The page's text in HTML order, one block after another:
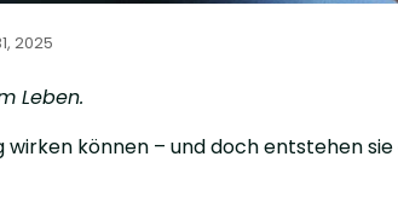
2025
Leben.
können – und doch entstehen sie